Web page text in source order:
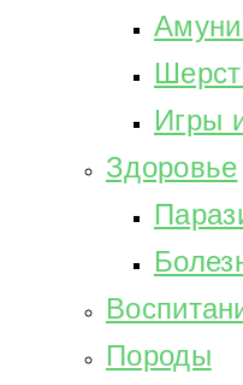
Игры
Здоровье
Породы